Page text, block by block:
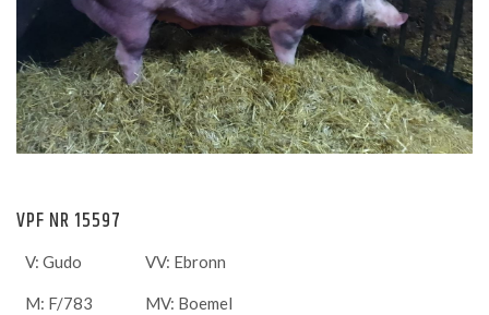
VPF NR 15597
V: Gudo VV: Ebronn
M: F/783 MV: Boemel